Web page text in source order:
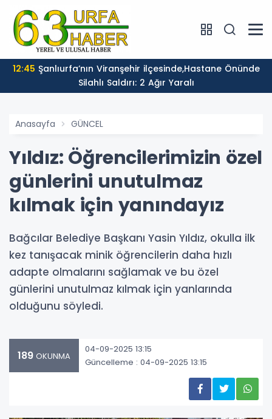
12:45
Silahlı Saldırı: 2 Ağır Yaralı
Anasayfa GÜNCEL
Yıldız: Öğrencilerimizin özel
günlerini unutulmaz
kılmak için yanındayız
Bağcılar Belediye Başkanı Yasin Yıldız, okulla ilk
kez tanışacak minik öğrencilerin daha hızlı
adapte olmalarını sağlamak ve bu özel
günlerini unutulmaz kılmak için yanlarında
olduğunu söyledi.
189 OKUNMA
04-09-2025 13:15
Güncelleme : 04-09-2025 13:15